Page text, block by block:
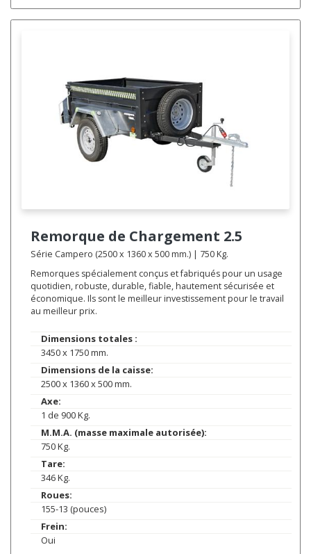
Remorque de Chargement 2.5
Série Campero (2500 x 1360 x 500 mm.) | 750 Kg.
Remorques spécialement conçus et fabriqués pour un usage
quotidien, robuste, durable, fiable, hautement sécurisée et
économique. Ils sont le meilleur investissement pour le travail
au meilleur prix.
Dimensions totales :
3450 x 1750 mm.
Dimensions de la caisse:
2500 x 1360 x 500 mm.
Axe:
1 de 900 Kg.
M.M.A. (masse maximale autorisée):
750 Kg.
Tare:
346 Kg.
Roues:
155-13 (pouces)
Frein:
Oui